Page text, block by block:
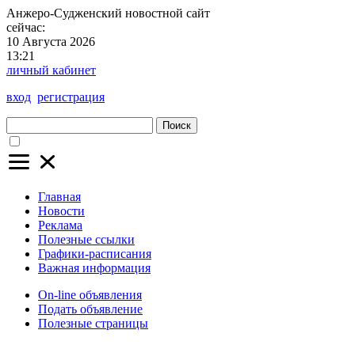
Анжеро-Судженский новостной сайт
сейчас:
10 Августа 2026
13:21
личный кабинет
вход регистрация
Поиск
Главная
Новости
Реклама
Полезные ссылки
Графики-расписания
Важная информация
On-line объявления
Подать объявление
Полезные страницы